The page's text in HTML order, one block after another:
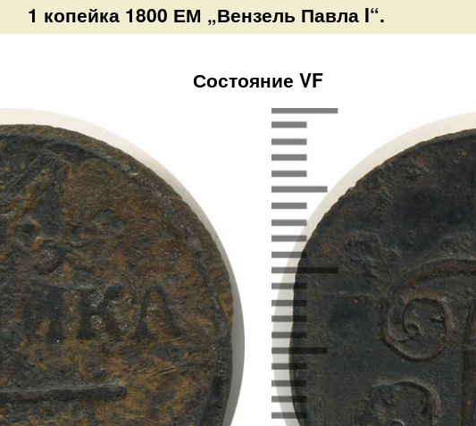
1 копейка 1800 ЕМ „Вензель Павла I“.
Состояние VF